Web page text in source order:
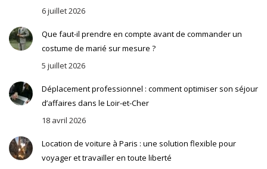
6 juillet 2026
Que faut-il prendre en compte avant de commander un
costume de marié sur mesure ?
5 juillet 2026
Déplacement professionnel : comment optimiser son séjour
d’affaires dans le Loir-et-Cher
18 avril 2026
Location de voiture à Paris : une solution flexible pour
voyager et travailler en toute liberté